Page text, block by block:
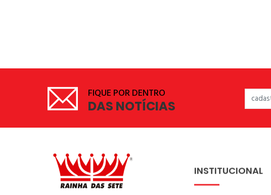
FIQUE POR DENTRO
DAS NOTÍCIAS